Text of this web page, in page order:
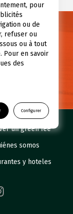
información,
un green fee
somos
y hoteles
pour
ou de
refuser ou
ou à tout
Pour en savoir
des
Configurer